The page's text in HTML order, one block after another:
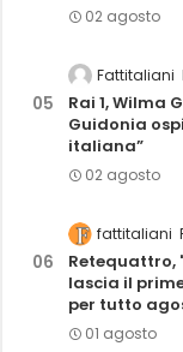
02 agosto
Fattitaliani
Rai 1, Wilma
Guidonia
italiana”
02 agosto
fattitaliani
Retequattro,
lascia il
per tutto
01 agosto